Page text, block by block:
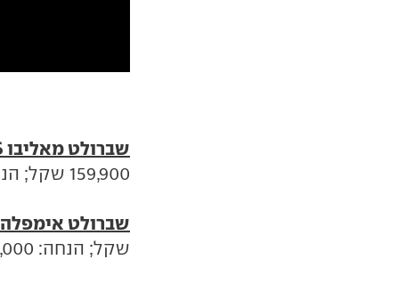
שברולט מאליבו LS מנוע 1.5 ליטר טורבו
159,900 שקל; הנחה: 10,000 שקל; מחיר מבצע: 149,900 שקל.
שברולט אימפלה LT מנוע 3.6 ליטר
שקל; הנחה: 30,000 שקל; מחיר מבצע: 199,900 שקל.